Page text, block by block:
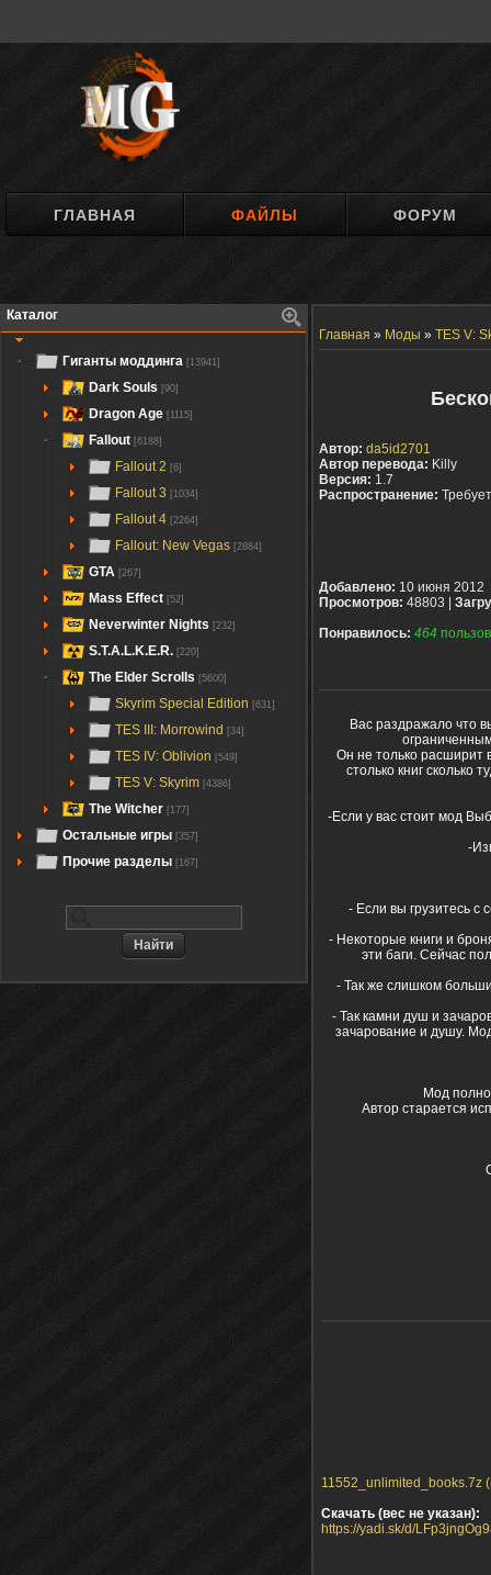
ГЛАВНАЯ ФАЙЛЫ ФОРУМ
Каталог
Гиганты моддинга [13941]
Dark Souls [90]
Dragon Age [1115]
Fallout [6188]
Fallout 2 [6]
Fallout 3 [1034]
Fallout 4 [2264]
Fallout: New Vegas [2884]
GTA [267]
Mass Effect [52]
Neverwinter Nights [232]
S.T.A.L.K.E.R. [220]
The Elder Scrolls [5600]
Skyrim Special Edition [631]
TES III: Morrowind [34]
TES IV: Oblivion [549]
TES V: Skyrim [4386]
The Witcher [177]
Остальные игры [357]
Прочие разделы [167]
Главная » Моды » TES V:
Автор: da5id2701
Автор перевода: Killy
Версия: 1.7
Распространение:
Добавлено: 10 июня 2012
Просмотров: 48803 |
Понравилось: 464
Вас раздражало что
Он не только расширит
столько книг сколько
-Если у вас стоит мод
-
- Если вы грузитесь с
- Некоторые книги и
эти баги. Сейчас
- Так же слишком
- Так камни душ и
зачарование и душу.
Мод
Автор старается
11552_unlimited_books.7z
Скачать (вес не указан):
https://yadi.sk/d/